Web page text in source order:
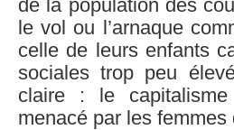
de la population des
le vol ou l’arnaque
celle de leurs enfants
sociales trop peu
claire : le
menacé par les femmes